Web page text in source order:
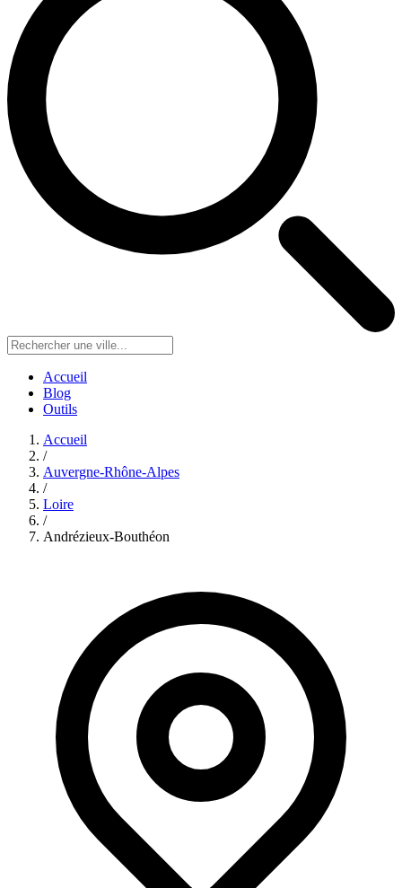
Accueil
Blog
Outils
Accueil
/
Auvergne-Rhône-Alpes
/
Loire
/
Andrézieux-Bouthéon